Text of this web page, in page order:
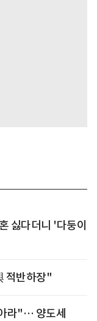
싫다더니 '다둥이
적반하장"
라"… 양도세